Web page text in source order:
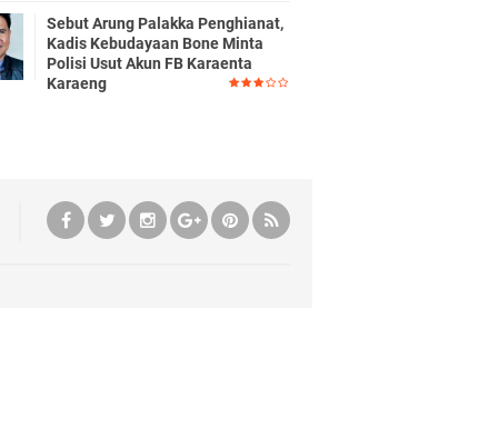
Sebut Arung Palakka Penghianat,
Kadis Kebudayaan Bone Minta
Polisi Usut Akun FB Karaenta
Karaeng